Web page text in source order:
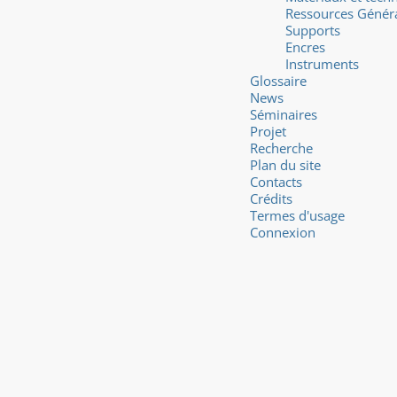
Ressources
Supports
Encres
Instruments
Glossaire
News
Séminaires
Projet
Recherche
Plan du site
Contacts
Crédits
Termes d'usage
Connexion